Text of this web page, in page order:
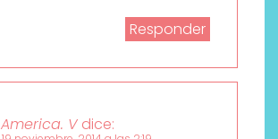
Responder
America. V dice: